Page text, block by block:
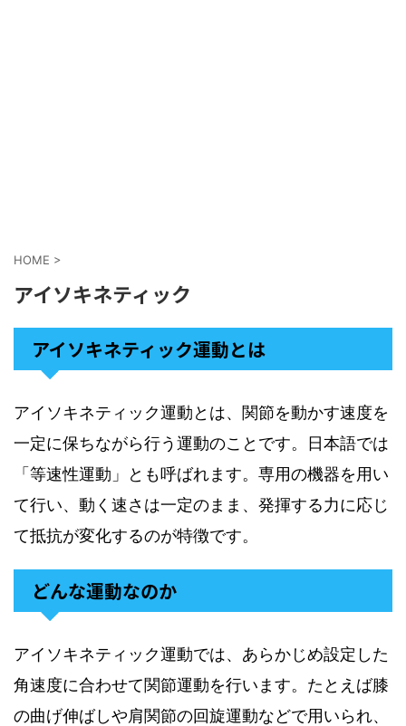
HOME >
アイソキネティック
アイソキネティック運動とは
アイソキネティック運動とは、関節を動かす速度を
一定に保ちながら行う運動のことです。日本語では
「等速性運動」とも呼ばれます。専用の機器を用い
て行い、動く速さは一定のまま、発揮する力に応じ
て抵抗が変化するのが特徴です。
どんな運動なのか
アイソキネティック運動では、あらかじめ設定した
角速度に合わせて関節運動を行います。たとえば膝
の曲げ伸ばしや肩関節の回旋運動などで用いられ、